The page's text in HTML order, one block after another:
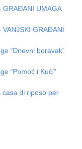
GRAĐANI UMAGA
GRAĐANI
“Dnevni boravak”
“Pomoć i Kući”
casa di riposo per